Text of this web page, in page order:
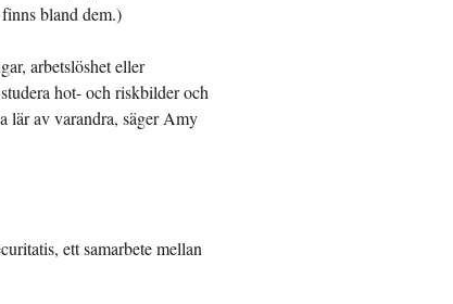
bland dem.)
arbetslöshet eller
hot- och riskbilder och
lär av varandra, säger Amy
ett samarbete mellan